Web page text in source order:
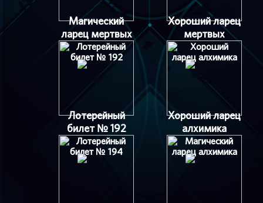
Магический
ларец мертвых
Хороший ларец
мертвых
Лотерейный
билет № 192
Хороший ларец
алхимика